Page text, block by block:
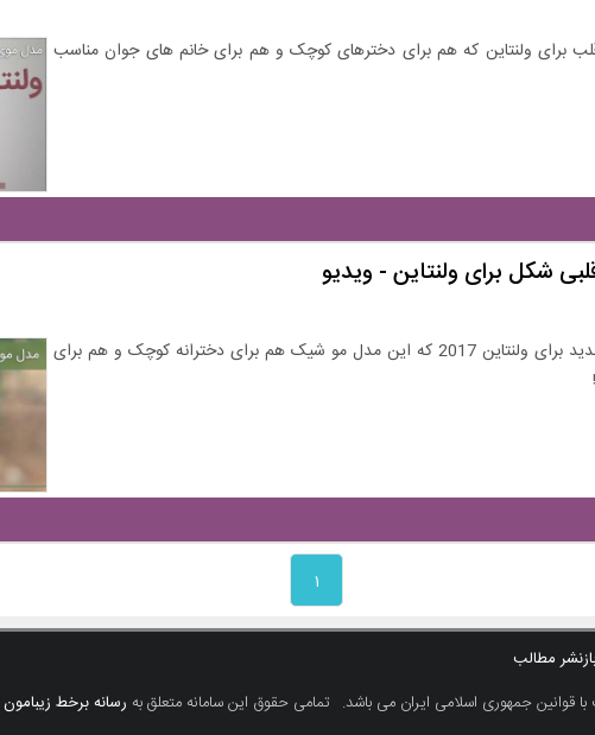
برای ولنتاین که هم برای دخترهای کوچک و هم برای خانم های جوان مناسب
شکل برای ولنتاین - ویدیو
آموزش مدل مو دخترانه شیک و جدید برای ولنتاین 2017 که این مدل مو شیک هم برای دخترانه کوچک و هم برای
۱
مطالب
قوانین جمهوری اسلامی ایران می باشد. تمامی حقوق این سامانه متعلق به رسانه برخط زیبامون